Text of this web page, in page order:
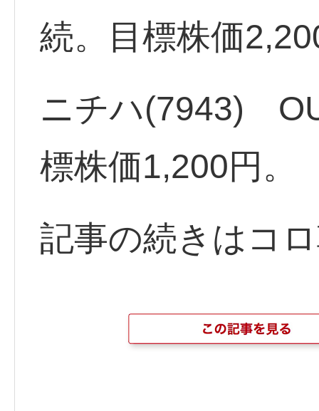
続。目標株価
ニチハ(7943)
標株価1,200円。
記事の続きはコ